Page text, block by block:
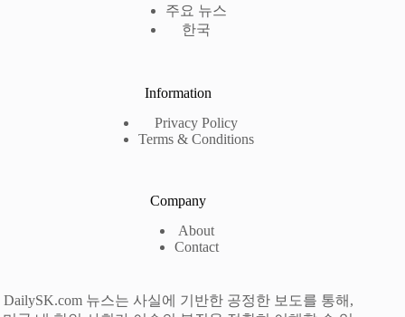
주요 뉴스
한국
Information
Privacy Policy
Terms & Conditions
Company
About
Contact
DailySK.com 뉴스는 사실에 기반한 공정한 보도를 통해,